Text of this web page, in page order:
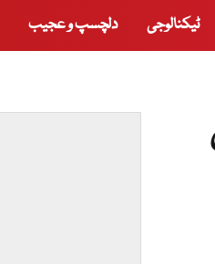
ٹیکنالوجی دلچسپ و عجیب